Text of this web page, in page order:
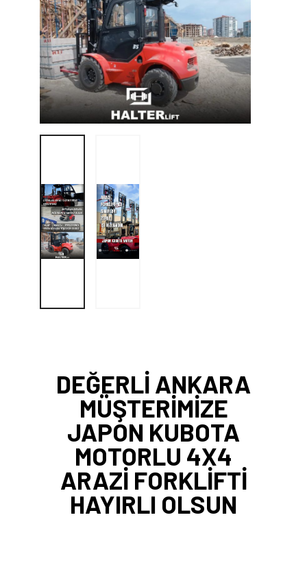
DEĞERLİ ANKARA
MÜŞTERİMİZE
JAPON KUBOTA
MOTORLU 4X4
ARAZİ FORKLİFTİ
HAYIRLI OLSUN